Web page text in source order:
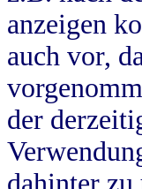
anzeigen
auch vor,
der